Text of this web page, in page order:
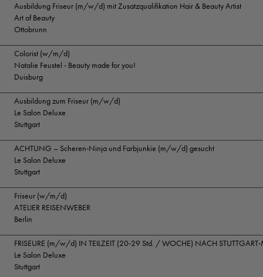
Ausbildung Friseur (m/w/d) mit Zusatzqualifikation Hair & Beauty Artist
Art of Beauty
Ottobrunn
Colorist (w/m/d)
Natalie Feustel - Beauty made for you!
Duisburg
Ausbildung zum Friseur (m/w/d)
Le Salon Deluxe
Stuttgart
ACHTUNG – Scheren-Ninja und Farbjunkie (m/w/d) gesucht
Le Salon Deluxe
Stuttgart
Friseur (w/m/d)
ATELIER REISENWEBER
Berlin
FRISEURE (m/w/d) IN TEILZEIT (20-29 Std. / WOCHE) NACH STUTTGART-
Le Salon Deluxe
Stuttgart